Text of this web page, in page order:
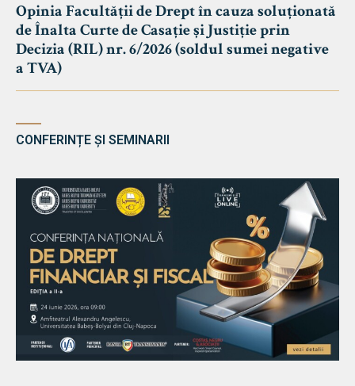
Opinia Facultății de Drept în cauza soluționată
de Înalta Curte de Casație și Justiție prin
Decizia (RIL) nr. 6/2026 (soldul sumei negative
a TVA)
CONFERINȚE ȘI SEMINARII